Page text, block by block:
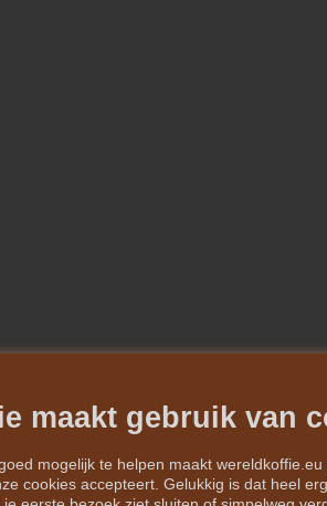
maakt gebruik van
mogelijk te helpen maakt
cookies accepteert. Gelukkig is dat heel